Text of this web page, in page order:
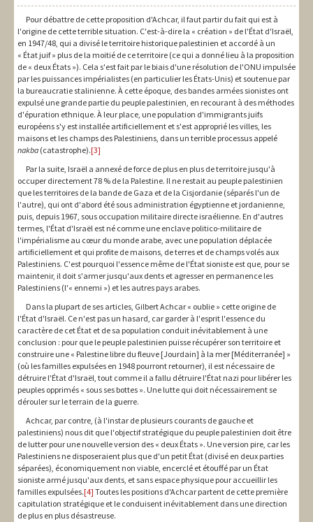
Pour débattre de cette proposition d'Achcar, il faut partir du fait qui est à
l'origine de cette terrible situation. C'est-à-dire la « création » de l'État d'Israël,
en 1947/48, qui a divisé le territoire historique palestinien et accordé à un
« État juif » plus de la moitié de ce territoire (ce qui a donné lieu à la proposition
de « deux États »). Cela s'est fait par le biais d'une résolution de l'ONU impulsée
par les puissances impérialistes (en particulier les États-Unis) et soutenue par
la bureaucratie stalinienne. À cette époque, des bandes armées sionistes ont
expulsé une grande partie du peuple palestinien, en recourant à des méthodes
d'épuration ethnique. À leur place, une population d'immigrants juifs
européens s'y est installée artificiellement et s'est approprié les villes, les
maisons et les champs des Palestiniens, dans un terrible processus appelé
nakba (catastrophe).[3]
Par la suite, Israël a annexé de force de plus en plus de territoire jusqu'à
occuper directement 78 % de la Palestine. Il ne restait au peuple palestinien
que les territoires de la bande de Gaza et de la Cisjordanie (séparés l'un de
l'autre), qui ont d'abord été sous administration égyptienne et jordanienne,
puis, depuis 1967, sous occupation militaire directe israélienne. En d'autres
termes, l'État d'Israël est né comme une enclave politico-militaire de
l'impérialisme au cœur du monde arabe, avec une population déplacée
artificiellement et qui profite de maisons, de terres et de champs volés aux
Palestiniens. C'est pourquoi l'essence même de l'État sioniste est que, pour se
maintenir, il doit s'armer jusqu'aux dents et agresser en permanence les
Palestiniens (l'« ennemi ») et les autres pays arabes.
Dans la plupart de ses articles, Gilbert Achcar « oublie » cette origine de
l'État d'Israël. Ce n'est pas un hasard, car garder à l'esprit l'essence du
caractère de cet État et de sa population conduit inévitablement à une
conclusion : pour que le peuple palestinien puisse récupérer son territoire et
construire une « Palestine libre du fleuve [Jourdain] à la mer [Méditerranée] »
(où les familles expulsées en 1948 pourront retourner), il est nécessaire de
détruire l'État d'Israël, tout comme il a fallu détruire l'État nazi pour libérer les
peuples opprimés « sous ses bottes ». Une lutte qui doit nécessairement se
dérouler sur le terrain de la guerre.
Achcar, par contre, (à l'instar de plusieurs courants de gauche et
palestiniens) nous dit que l'objectif stratégique du peuple palestinien doit être
de lutter pour une nouvelle version des « deux États ». Une version pire, car les
Palestiniens ne disposeraient plus que d'un petit État (divisé en deux parties
séparées), économiquement non viable, encerclé et étouffé par un État
sioniste armé jusqu'aux dents, et sans espace physique pour accueillir les
familles expulsées.[4] Toutes les positions d'Achcar partent de cette première
capitulation stratégique et le conduisent inévitablement dans une direction
de plus en plus désastreuse.